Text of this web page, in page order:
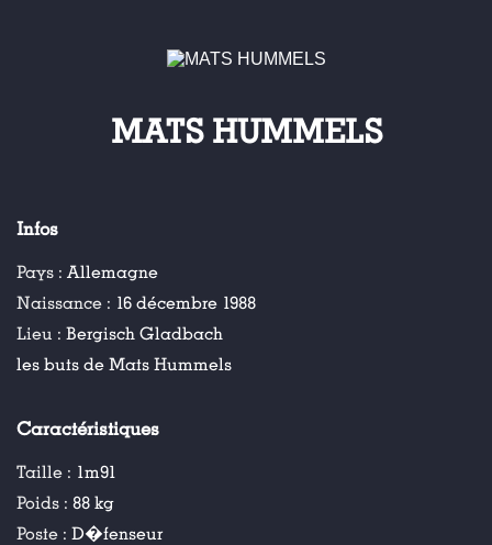
MATS HUMMELS
Infos
Pays : Allemagne
Naissance : 16 décembre 1988
Lieu : Bergisch Gladbach
les buts de Mats Hummels
Caractéristiques
Taille : 1m91
Poids : 88 kg
Poste : D�fenseur